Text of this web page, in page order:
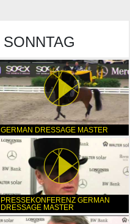
SONNTAG
GERMAN DRESSAGE MASTER
PRESSEKONFERENZ GERMAN
DRESSAGE MASTER